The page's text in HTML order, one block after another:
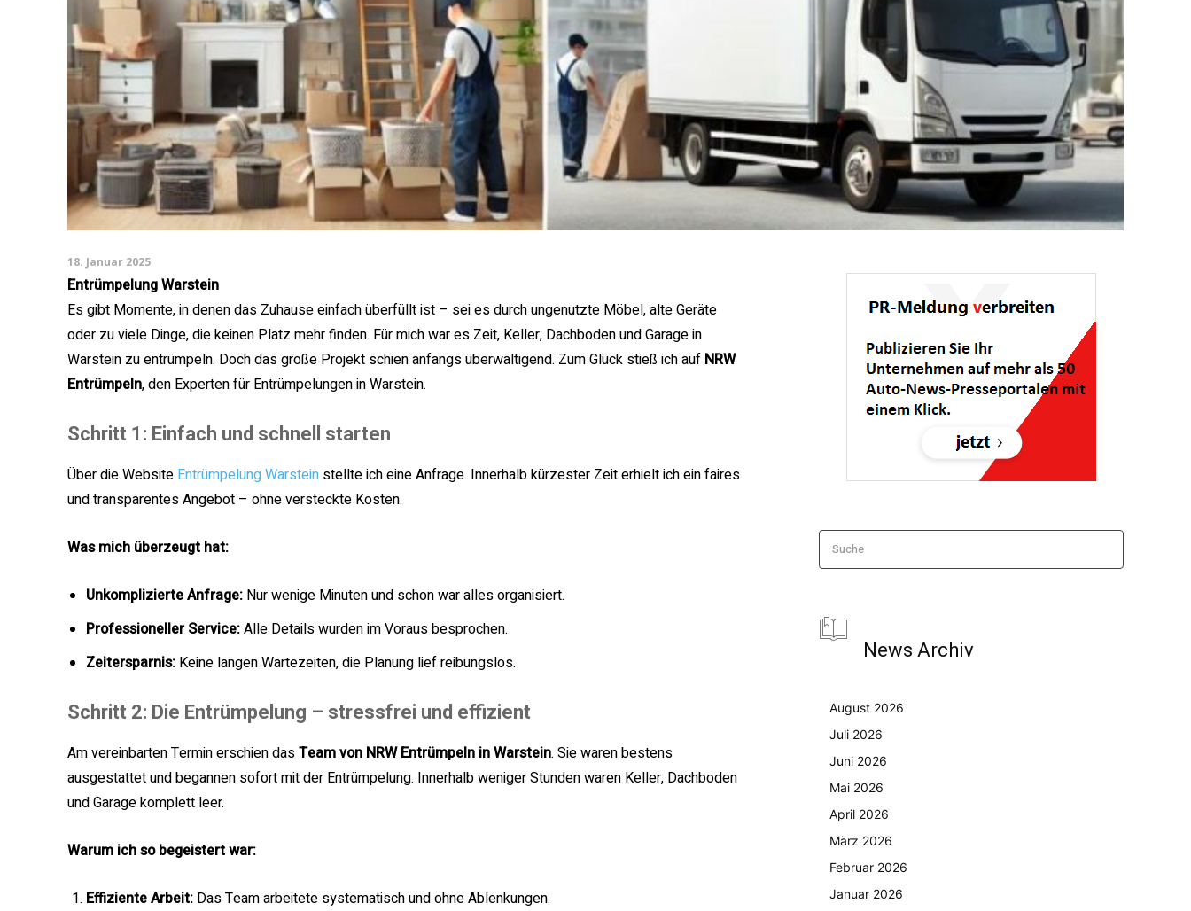
18. Januar 2025
Entrümpelung Warstein
Es gibt Momente, in denen das Zuhause einfach überfüllt ist – sei es durch ungenutzte Möbel, alte Geräte
oder zu viele Dinge, die keinen Platz mehr finden. Für mich war es Zeit, Keller, Dachboden und Garage in
Warstein zu entrümpeln. Doch das große Projekt schien anfangs überwältigend. Zum Glück stieß ich auf NRW
Entrümpeln, den Experten für Entrümpelungen in Warstein.
Schritt 1: Einfach und schnell starten
Über die Website Entrümpelung Warstein stellte ich eine Anfrage. Innerhalb kürzester Zeit erhielt ich ein faires
und transparentes Angebot – ohne versteckte Kosten.
Was mich überzeugt hat:
Unkomplizierte Anfrage: Nur wenige Minuten und schon war alles organisiert.
Professioneller Service:Alle Details wurden im Voraus besprochen.
Zeitersparnis: Keine langen Wartezeiten, die Planung lief reibungslos.
Schritt 2: Die Entrümpelung – stressfrei und effizient
Am vereinbarten Termin erschien dasTeam von NRW Entrümpeln in Warstein. Sie waren bestens
ausgestattet und begannen sofort mit der Entrümpelung. Innerhalb weniger Stunden waren Keller, Dachboden
und Garage komplett leer.
Warum ich so begeistert war:
Effiziente Arbeit: Das Team arbeitete systematisch und ohne Ablenkungen.
Suche
News Archiv
August 2026
Juli 2026
Juni 2026
Mai 2026
April 2026
März 2026
Februar 2026
Januar 2026